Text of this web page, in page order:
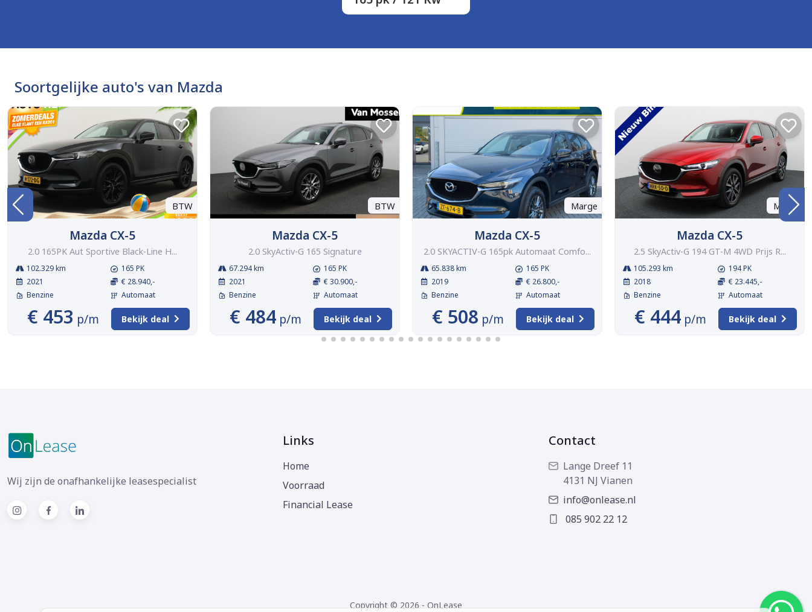
Soortgelijke auto's van Mazda
BTW
Mazda CX-5
2.0 165PK Aut Sportive Black-Line H...
102.329 km
2021
Benzine
165 PK
€ 28.940,-
Automaat
€ 453 p/m Bekijk deal
BTW
Mazda CX-5
2.0 SkyActiv-G 165 Signature
67.294 km
2021
Benzine
165 PK
€ 30.900,-
Automaat
€ 484 p/m Bekijk deal
Marge
Mazda CX-5
2.0 SKYACTIV-G 165pk Automaat Comfo...
65.838 km
2019
Benzine
165 PK
€ 26.800,-
Automaat
€ 508 p/m Bekijk deal
Marge
Mazda CX-5
2.5 SkyActiv-G 194 GT-M 4WD Prijs R...
105.293 km
2018
Benzine
194 PK
€ 23.445,-
Automaat
€ 444 p/m Bekijk deal
Wij zijn de onafhankelijke leasespecialist
Links
Home
Voorraad
Financial Lease
Contact
Lange Dreef 11
4131 NJ Vianen
info@onlease.nl
085 902 22 12
Copyright © 2026 - OnLease